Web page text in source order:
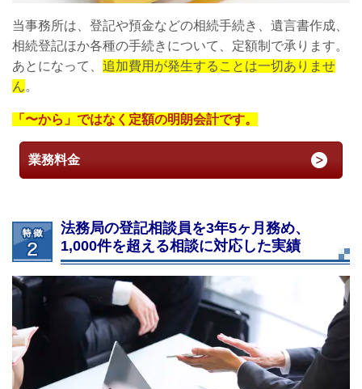
当事務所は、登記や預金などの相続手続き、遺言書作成、
相続登記ほか各種の手続きについて、定額制で承ります。
あとになって、 追加費用が発生することは一切ありませ
ん。
「〜から」ではなく定額の明朗会計です。
業務料金
法務局の登記相談員を3年5ヶ月務め、
1,000件を超える相談に対応した実績